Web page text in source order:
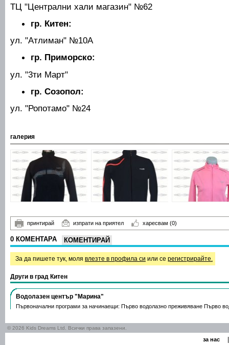
ТЦ "Централни хали магазин" №62
гр. Китен:
ул. "Атлиман" №10А
гр. Приморско:
ул. "3ти Март"
гр. Созопол:
ул. "Ропотамо" №24
галерия
принтирай изпрати на приятел харесвам (0)
0 КОМЕНТАРА КОМЕНТИРАЙ
За да пишете тук, моля влезте в профила си или се регистрирайте.
Други в град Китен
Водолазен център "Марина"
Първоначални програми за начинаещи: Първо водолазно преживяване Първо
© 2026 Kids Dreams Ltd. Всички права запазени.
за нас |